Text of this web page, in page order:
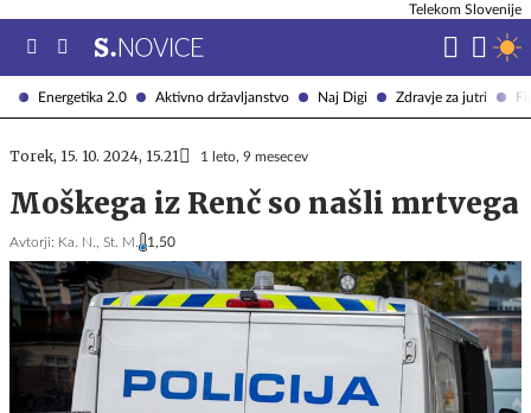
Energetika 2.0 Aktivno državljanstvo Naj Digi Zdravje za jutri
Telekom Slovenije
Torek, 15. 10. 2024, 15.21 1 leto, 9 mesecev
Moškega iz Renč so našli mrtvega
Avtorji: Ka. N., St. M. 1,50